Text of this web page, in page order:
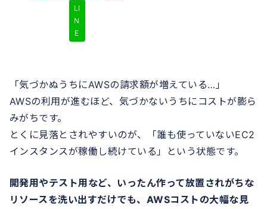
LI
N
E
「気づかぬうちにAWSの請求額が増えている…」
AWSの利用が進むほど、気づかないうちにコストが膨ら
みがちです。
とくに見落とされやすいのが、「誰も使っていないEC2
インスタンスが稼働し続けている」という状態です。
開発用やテスト用など、いったん作って放置されがちな
リソースを洗い出すだけでも、AWSコストの大幅な見